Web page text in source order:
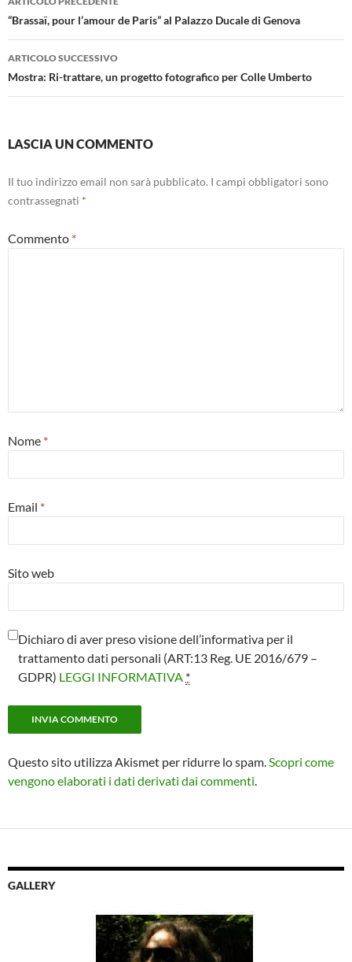
articolo
“Brassaï, pour l’amour de Paris” al Palazzo Ducale di Genova
ARTICOLO SUCCESSIVO
Mostra: Ri-trattare, un progetto fotografico per Colle Umberto
LASCIA UN COMMENTO
Il tuo indirizzo email non sarà pubblicato. I campi obbligatori sono
contrassegnati *
Commento *
Nome *
Email *
Sito web
Dichiaro di aver preso visione dell’informativa per il
trattamento dati personali (ART:13 Reg. UE 2016/679 –
GDPR) LEGGI INFORMATIVA *
Questo sito utilizza Akismet per ridurre lo spam. Scopri come
vengono elaborati i dati derivati dai commenti
GALLERY